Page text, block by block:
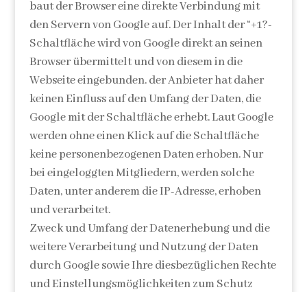
baut der Browser eine direkte Verbindung mit
den Servern von Google auf. Der Inhalt der “+1?-
Schaltfläche wird von Google direkt an seinen
Browser übermittelt und von diesem in die
Webseite eingebunden. der Anbieter hat daher
keinen Einfluss auf den Umfang der Daten, die
Google mit der Schaltfläche erhebt. Laut Google
werden ohne einen Klick auf die Schaltfläche
keine personenbezogenen Daten erhoben. Nur
bei eingeloggten Mitgliedern, werden solche
Daten, unter anderem die IP-Adresse, erhoben
und verarbeitet.
Zweck und Umfang der Datenerhebung und die
weitere Verarbeitung und Nutzung der Daten
durch Google sowie Ihre diesbezüglichen Rechte
und Einstellungsmöglichkeiten zum Schutz